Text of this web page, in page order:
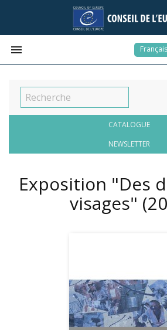
 Français
CATALOGUE
NEWSLETTER
Exposition "Des
visages"